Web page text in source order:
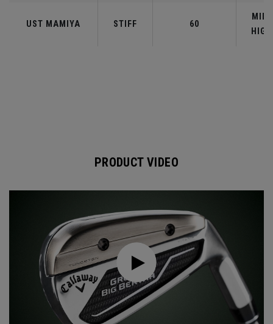
UST MAMIYA STIFF 60
MID-
HIGH
PRODUCT VIDEO